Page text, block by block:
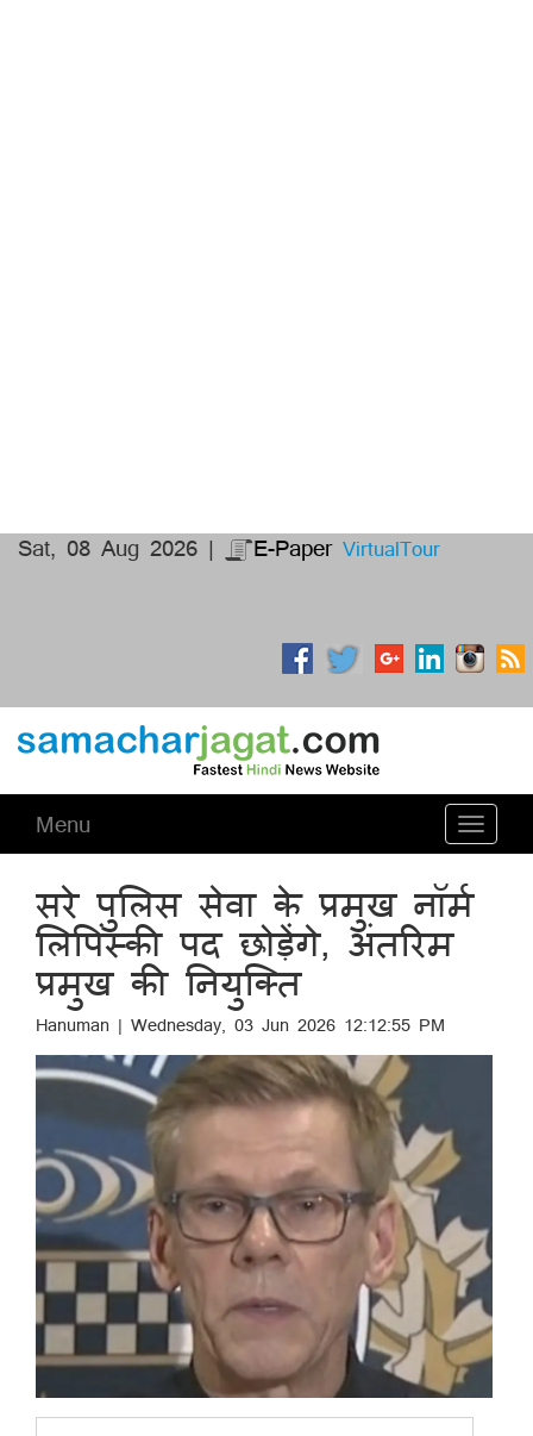
Sat, 08 Aug 2026 | E-Paper VirtualTour
Toggle
Menu
सरे पुलिस सेवा के प्रमुख नॉर्म
लिपिंस्की पद छोड़ेंगे, अंतरिम
प्रमुख की नियुक्ति
Hanuman | Wednesday, 03 Jun 2026 12:12:55 PM